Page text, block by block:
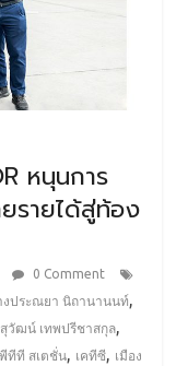
หนุนการ
ยรายได้สู่ท้อง
0 Comment
งประณยา นิถานานนท์,
วัฒน์ เทพปรีชาสกุล,
พีทีที สเตชั่น, เคทีซี, เมือง